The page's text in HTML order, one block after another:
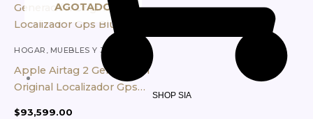
SHOP SIA
AGOTADO
HOGAR, MUEBLES Y JARDÍN
Apple Airtag 2 Generación
Original Localizador Gps
$93,599.00